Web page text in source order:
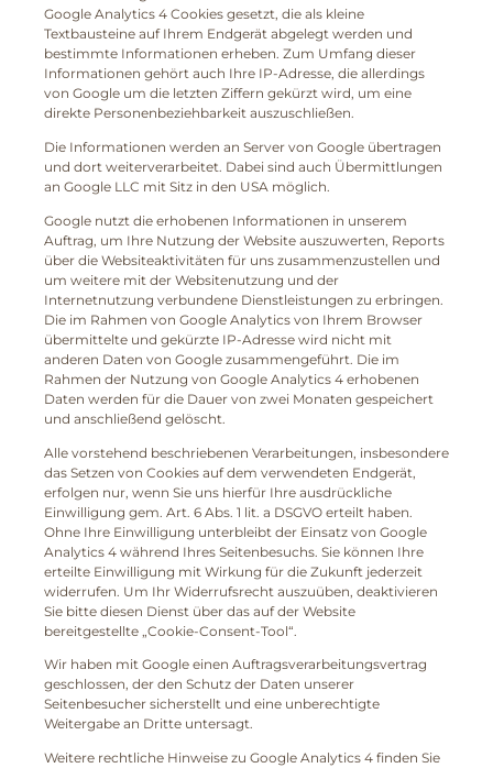
Google Analytics 4 Cookies gesetzt, die als kleine
Textbausteine auf Ihrem Endgerät abgelegt werden und
bestimmte Informationen erheben. Zum Umfang dieser
Informationen gehört auch Ihre IP-Adresse, die allerdings
von Google um die letzten Ziffern gekürzt wird, um eine
direkte Personenbeziehbarkeit auszuschließen.
Die Informationen werden an Server von Google übertragen
und dort weiterverarbeitet. Dabei sind auch Übermittlungen
an Google LLC mit Sitz in den USA möglich.
Google nutzt die erhobenen Informationen in unserem
Auftrag, um Ihre Nutzung der Website auszuwerten, Reports
über die Websiteaktivitäten für uns zusammenzustellen und
um weitere mit der Websitenutzung und der
Internetnutzung verbundene Dienstleistungen zu erbringen.
Die im Rahmen von Google Analytics von Ihrem Browser
übermittelte und gekürzte IP-Adresse wird nicht mit
anderen Daten von Google zusammengeführt. Die im
Rahmen der Nutzung von Google Analytics 4 erhobenen
Daten werden für die Dauer von zwei Monaten gespeichert
und anschließend gelöscht.
Alle vorstehend beschriebenen Verarbeitungen, insbesondere
das Setzen von Cookies auf dem verwendeten Endgerät,
erfolgen nur, wenn Sie uns hierfür Ihre ausdrückliche
Einwilligung gem. Art. 6 Abs. 1 lit. a DSGVO erteilt haben.
Ohne Ihre Einwilligung unterbleibt der Einsatz von Google
Analytics 4 während Ihres Seitenbesuchs. Sie können Ihre
erteilte Einwilligung mit Wirkung für die Zukunft jederzeit
widerrufen. Um Ihr Widerrufsrecht auszuüben, deaktivieren
Sie bitte diesen Dienst über das auf der Website
bereitgestellte „Cookie-Consent-Tool“.
Wir haben mit Google einen Auftragsverarbeitungsvertrag
geschlossen, der den Schutz der Daten unserer
Seitenbesucher sicherstellt und eine unberechtigte
Weitergabe an Dritte untersagt.
Weitere rechtliche Hinweise zu Google Analytics 4 finden Sie